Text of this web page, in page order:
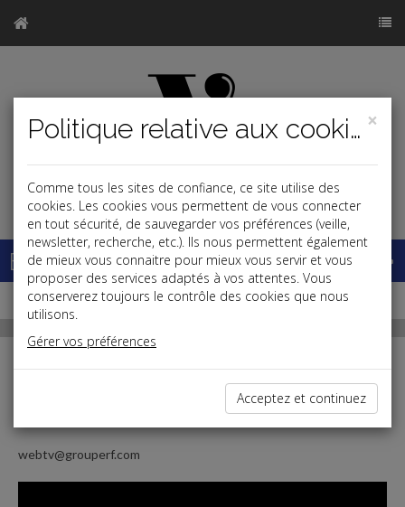
Base documentaire
Toute l'actualité juridique en vidéo
webtv@grouperf.com
×
Politique relative aux cookies
Comme tous les sites de confiance, ce site utilise des
cookies. Les cookies vous permettent de vous connecter
en tout sécurité, de sauvegarder vos préférences (veille,
newsletter, recherche, etc.). Ils nous permettent également
de mieux vous connaitre pour mieux vous servir et vous
proposer des services adaptés à vos attentes. Vous
conserverez toujours le contrôle des cookies que nous
utilisons.
Gérer vos préférences
Acceptez et continuez